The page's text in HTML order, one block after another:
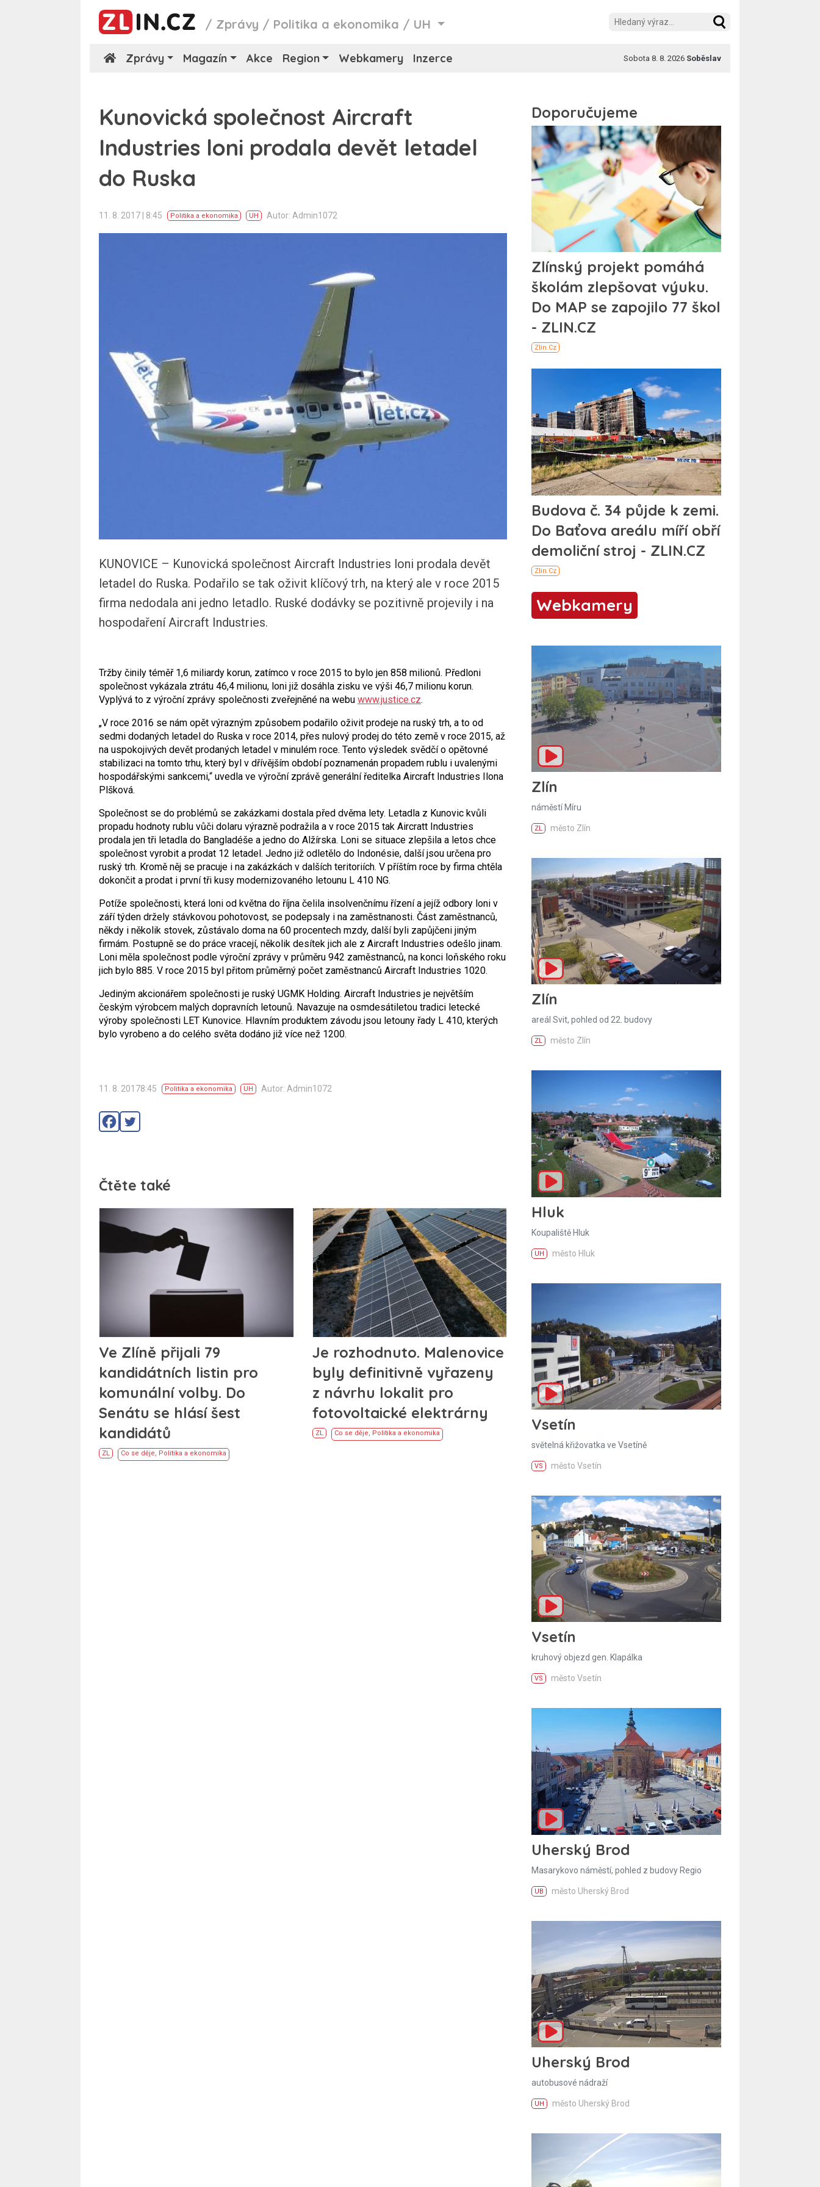
/ Zprávy / Politika a ekonomika / UH
Zprávy Magazín Akce Region Webkamery Inzerce Sobota 8. 8. 2026 Soběslav
Kunovická společnost Aircraft
Industries loni prodala devět letadel
do Ruska
11. 8. 2017 | 8:45 Politika a ekonomika UH Autor: Admin1072
KUNOVICE – Kunovická společnost Aircraft Industries loni prodala devět
letadel do Ruska. Podařilo se tak oživit klíčový trh, na který ale v roce 2015
firma nedodala ani jedno letadlo. Ruské dodávky se pozitivně projevily i na
hospodaření Aircraft Industries.
Tržby činily téměř 1,6 miliardy korun, zatímco v roce 2015 to bylo jen 858 milionů. Předloni
společnost vykázala ztrátu 46,4 milionu, loni již dosáhla zisku ve výši 46,7 milionu korun.
Vyplývá to z výroční zprávy společnosti zveřejněné na webu www.justice.cz.
„V roce 2016 se nám opět výrazným způsobem podařilo oživit prodeje na ruský trh, a to od
sedmi dodaných letadel do Ruska v roce 2014, přes nulový prodej do této země v roce 2015, až
na uspokojivých devět prodaných letadel v minulém roce. Tento výsledek svědčí o opětovné
stabilizaci na tomto trhu, který byl v dřívějším období poznamenán propadem rublu i uvalenými
hospodářskými sankcemi,“ uvedla ve výroční zprávě generální ředitelka Aircraft Industries Ilona
Plšková.
Společnost se do problémů se zakázkami dostala před dvěma lety. Letadla z Kunovic kvůli
propadu hodnoty rublu vůči dolaru výrazně podražila a v roce 2015 tak Aircratt Industries
prodala jen tři letadla do Bangladéše a jedno do Alžírska. Loni se situace zlepšila a letos chce
společnost vyrobit a prodat 12 letadel. Jedno již odletělo do Indonésie, další jsou určena pro
ruský trh. Kromě něj se pracuje i na zakázkách v dalších teritoriích. V příštím roce by firma chtěla
dokončit a prodat i první tři kusy modernizovaného letounu L 410 NG.
Potíže společnosti, která loni od května do října čelila insolvenčnímu řízení a jejíž odbory loni v
září týden držely stávkovou pohotovost, se podepsaly i na zaměstnanosti. Část zaměstnanců,
někdy i několik stovek, zůstávalo doma na 60 procentech mzdy, další byli zapůjčeni jiným
firmám. Postupně se do práce vracejí, několik desítek jich ale z Aircraft Industries odešlo jinam.
Loni měla společnost podle výroční zprávy v průměru 942 zaměstnanců, na konci loňského roku
jich bylo 885. V roce 2015 byl přitom průměrný počet zaměstnanců Aircraft Industries 1020.
Jediným akcionářem společnosti je ruský UGMK Holding. Aircraft Industries je největším
českým výrobcem malých dopravních letounů. Navazuje na osmdesátiletou tradici letecké
výroby společnosti LET Kunovice. Hlavním produktem závodu jsou letouny řady L 410, kterých
bylo vyrobeno a do celého světa dodáno již více než 1200.
11. 8. 20178:45 Politika a ekonomika UH Autor: Admin1072
Čtěte také
Ve Zlíně přijali 79
kandidátních listin pro
komunální volby. Do
Senátu se hlásí šest
kandidátů
ZL Co se děje, Politika a ekonomika
Je rozhodnuto. Malenovice
byly definitivně vyřazeny
z návrhu lokalit pro
fotovoltaické elektrárny
ZL Co se děje, Politika a ekonomika
Webkamery
Zlín
náměstí Míru
ZL město Zlín
Zlín
areál Svit, pohled od 22. budovy
ZL město Zlín
Hluk
Koupaliště Hluk
UH město Hluk
Vsetín
světelná křižovatka ve Vsetíně
VS město Vsetín
Vsetín
kruhový objezd gen. Klapálka
VS město Vsetín
Uherský Brod
Masarykovo náměstí, pohled z budovy Regio
UB město Uherský Brod
Uherský Brod
autobusové nádraží
UH město Uherský Brod